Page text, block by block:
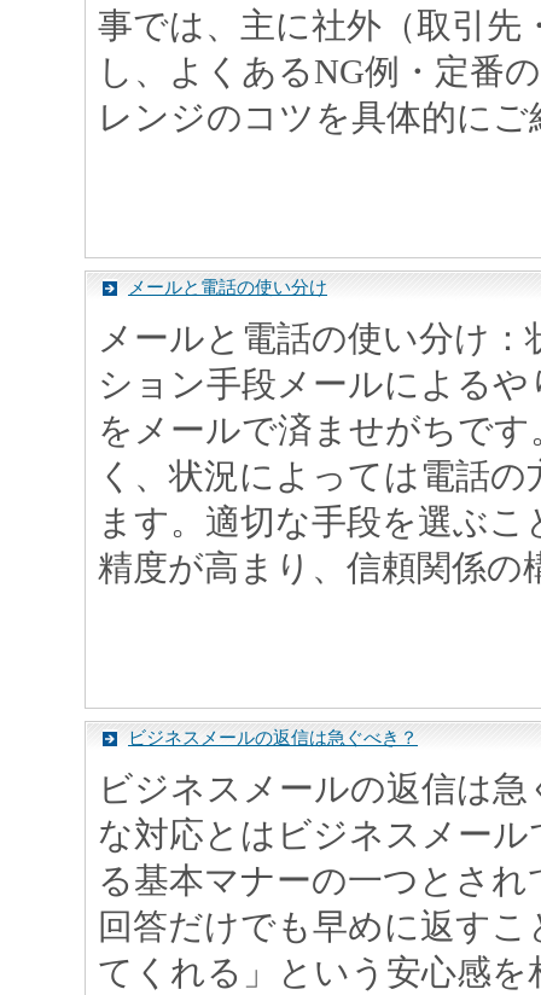
事では、主に社外（取引
し、よくあるNG例・定番
レンジのコツを具体的にご
メールと電話の使い分け
メールと電話の使い分け
ション手段メールによる
をメールで済ませがちで
く、状況によっては電話
ます。適切な手段を選ぶ
精度が高まり、信頼関係の
ビジネスメールの返信は急ぐべき？
ビジネスメールの返信は
な対応とはビジネスメー
る基本マナーの一つとさ
回答だけでも早めに返す
てくれる」という安心感